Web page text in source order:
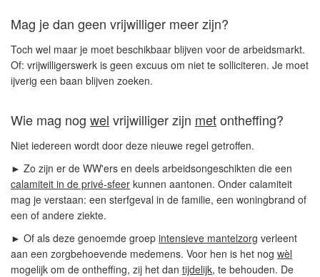
Mag je dan geen vrijwilliger meer zijn?
Toch wel maar je moet beschikbaar blijven voor de arbeidsmarkt.
Of: vrijwilligerswerk is geen excuus om niet te solliciteren. Je moet
ijverig een baan blijven zoeken.
Wie mag nog wel vrijwilliger zijn metontheffing?
Niet iedereen wordt door deze nieuwe regel getroffen.
► Zo zijn er de WW'ers en deels arbeidsongeschikten die een
calamiteit in de privé-sfeer kunnen aantonen. Onder calamiteit
mag je verstaan: een sterfgeval in de familie, een woningbrand of
een of andere ziekte.
► Of als deze genoemde groep intensieve mantelzorg verleent
aan een zorgbehoevende medemens. Voor hen is het nog wèl
mogelijk om de ontheffing, zij het dan tijdelijk, te behouden. De